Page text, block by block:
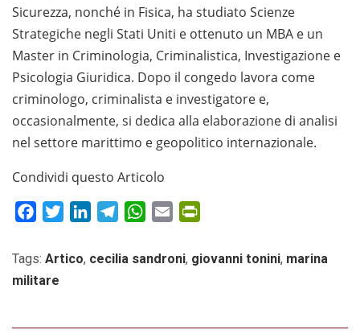
Sicurezza, nonché in Fisica, ha studiato Scienze
Strategiche negli Stati Uniti e ottenuto un MBA e un
Master in Criminologia, Criminalistica, Investigazione e
Psicologia Giuridica. Dopo il congedo lavora come
criminologo, criminalista e investigatore e,
occasionalmente, si dedica alla elaborazione di analisi
nel settore marittimo e geopolitico internazionale.
Condividi questo Articolo
FacebookTwitterLinkedInTelegramWhatsApp
Email
Tags: Artico, cecilia sandroni, giovanni tonini, marina
militare